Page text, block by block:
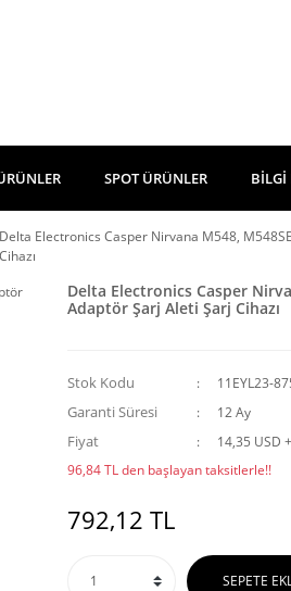
SPOT ÜRÜNLER BİLGİ
Delta Electronics Casper Nirvana M548,
Cihazı
Delta Electronics Casper
Adaptör Şarj Aleti Şarj Cihazı
Stok Kodu 11EYL23-
Garanti Süresi 12 Ay
Fiyat
14,35 USD
96,84 TL den başlayan taksitlerle!!
792,12 TL
SEPETE